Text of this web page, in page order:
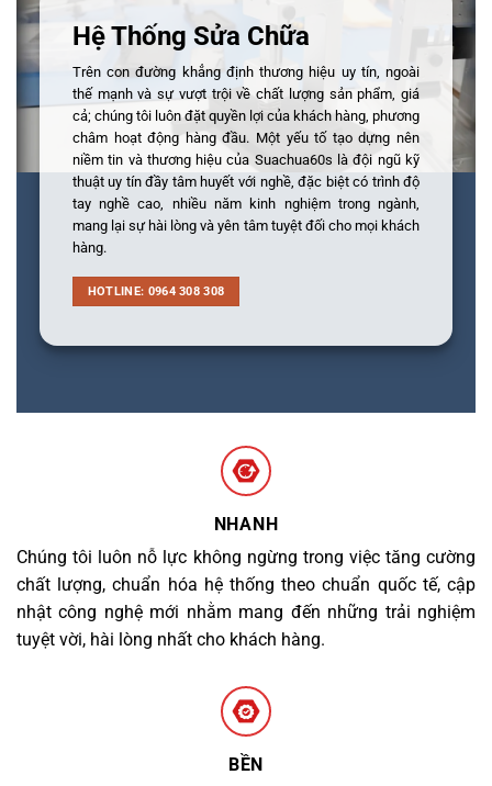
Hệ Thống Sửa Chữa
Trên con đường khẳng định thương hiệu uy tín, ngoài
thế mạnh và sự vượt trội về chất lượng sản phẩm, giá
cả; chúng tôi luôn đặt quyền lợi của khách hàng, phương
châm hoạt động hàng đầu. Một yếu tố tạo dựng nên
niềm tin và thương hiệu của Suachua60s là đội ngũ kỹ
thuật uy tín đầy tâm huyết với nghề, đặc biệt có trình độ
tay nghề cao, nhiều năm kinh nghiệm trong ngành,
mang lại sự hài lòng và yên tâm tuyệt đối cho mọi khách
hàng.
HOTLINE: 0964 308 308
NHANH
Chúng tôi luôn nỗ lực không ngừng trong việc tăng cường
chất lượng, chuẩn hóa hệ thống theo chuẩn quốc tế, cập
nhật công nghệ mới nhằm mang đến những trải nghiệm
tuyệt vời, hài lòng nhất cho khách hàng.
BỀN